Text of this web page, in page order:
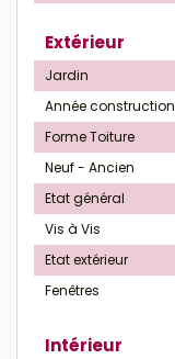
Extérieur
Jardin
Année construction
Forme Toiture
Neuf - Ancien
Etat général
Vis à Vis
Etat extérieur
Fenêtres
Intérieur